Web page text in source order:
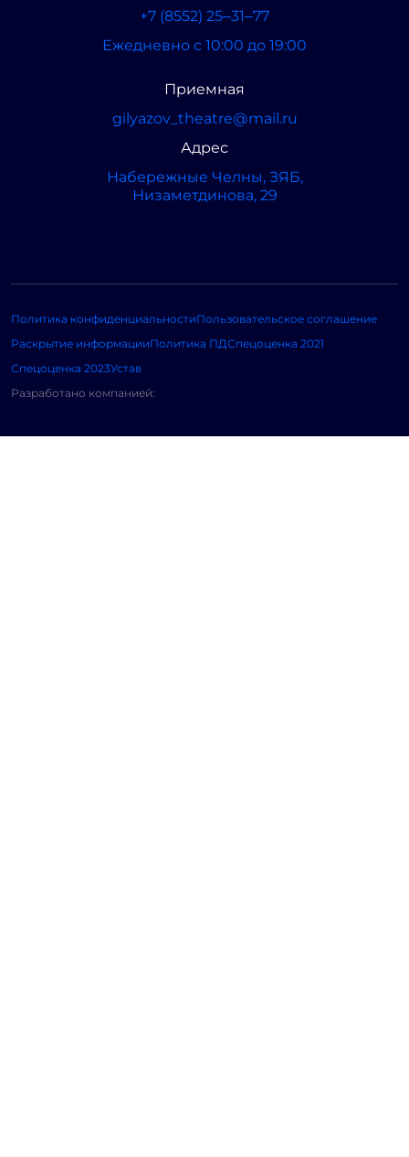
+7 (8552) 25‒31‒77
Ежедневно с 10:00 до 19:00
Приемная
gilyazov_theatre@mail.ru
Адрес
​Набережные Челны, ЗЯБ,
Низаметдинова, 29
Политика конфиденциальностиПользовательское соглашение
Раскрытие информацииПолитика ПДСпецоценка 2021
Спецоценка 2023Устав
Разработано компанией: